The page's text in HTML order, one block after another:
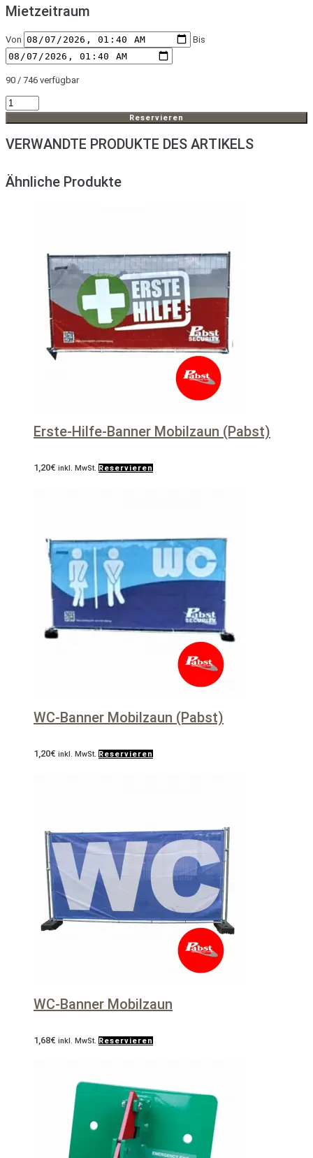
Mietzeitraum
Von Bis
90 / 746 verfügbar
Mobilzaun
HEAVY
Plane
Reservieren
VERWANDTE PRODUKTE DES ARTIKELS
Ähnliche Produkte
Erste-Hilfe-Banner Mobilzaun (Pabst)
1,20€ inkl. MwSt. Reservieren
WC-Banner Mobilzaun (Pabst)
1,20€ inkl. MwSt. Reservieren
WC-Banner Mobilzaun
1,68€ inkl. MwSt. Reservieren